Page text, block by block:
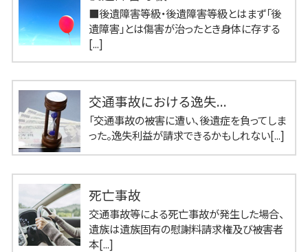
■後遺障害等級・後遺障害等級とはまず「後
遺障害」とは傷害が治ったとき身体に存する
[...]
交通事故における逸失...
「交通事故の被害に遭い、後遺症を負ってしま
った。逸失利益が請求できるかもしれない[...]
死亡事故
交通事故等による死亡事故が発生した場合、
遺族は遺族固有の慰謝料請求権及び被害者
本[...]